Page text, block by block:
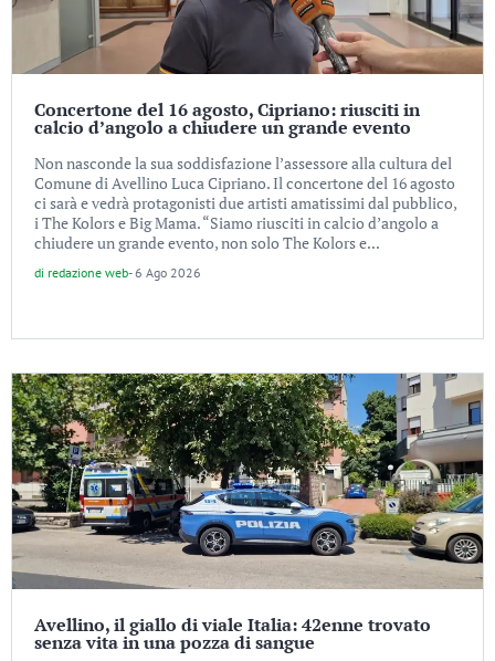
Concertone del 16 agosto, Cipriano: riusciti in
calcio d’angolo a chiudere un grande evento
Non nasconde la sua soddisfazione l’assessore alla cultura del
Comune di Avellino Luca Cipriano. Il concertone del 16 agosto
ci sarà e vedrà protagonisti due artisti amatissimi dal pubblico,
i The Kolors e Big Mama. “Siamo riusciti in calcio d’angolo a
chiudere un grande evento, non solo The Kolors e...
di redazione web-6 Ago 2026
Avellino, il giallo di viale Italia: 42enne trovato
senza vita in una pozza di sangue